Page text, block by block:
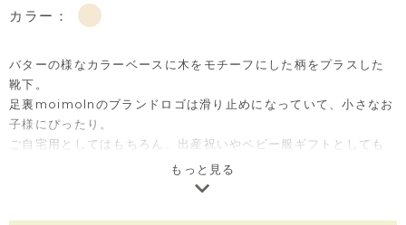
カラー：
バターの様なカラーベースに木をモチーフにした柄をプラスした
靴下。
足裏moimolnのブランドロゴは滑り止めになっていて、小さなお
子様にぴったり。
ご自宅用としてはもちろん、出産祝いやベビー服ギフトとしても
もっと見る